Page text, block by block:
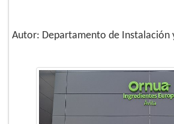
Autor: Departamento de Instalación